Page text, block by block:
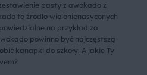
pasty z awokado z
to źródło wielonienasyconych
na przykład za
powinno być najczęstszą
kanapki do szkoły. A jakie Ty